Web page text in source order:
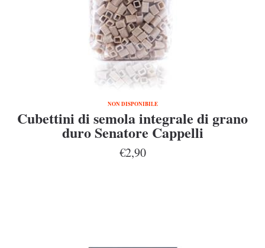
NON DISPONIBILE
Cubettini di semola integrale di grano
duro Senatore Cappelli
€2,90